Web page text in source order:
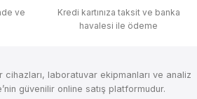
ve
Kredi kartınıza taksit ve banka
havalesi ile ödeme
laboratuvar ekipmanları ve analiz
güvenilir online satış platformudur.